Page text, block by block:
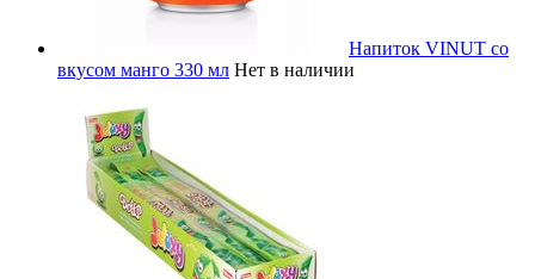
Напиток VINUT со
вкусом манго 330 мл Нет в наличии